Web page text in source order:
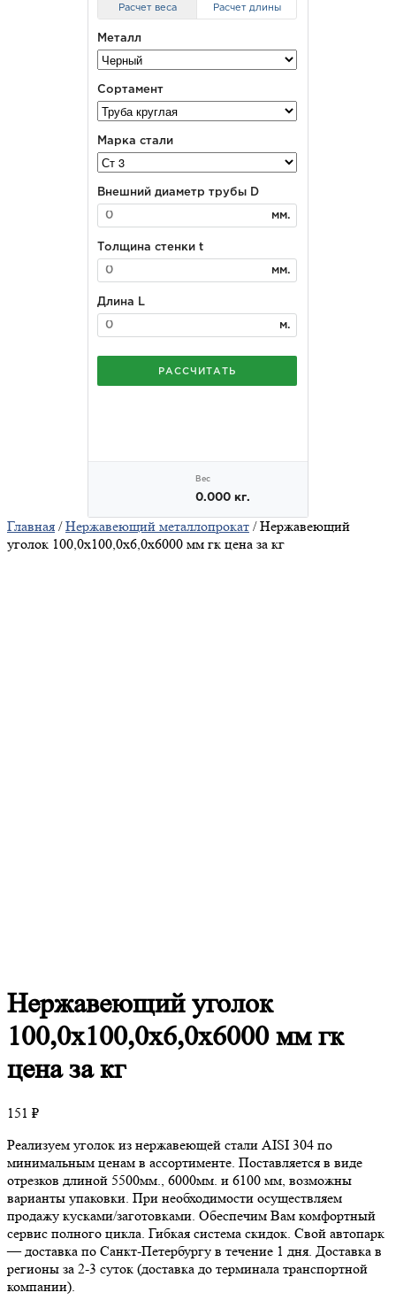
Главная /Нержавеющий металлопрокат / Нержавеющий
уголок 100,0х100,0х6,0х6000 мм гк цена за кг
Нержавеющийуголок
100,0х100,0х6,0х6000 мм гк
цена за кг
151 ₽
Реализуем уголок из нержавеющей стали AISI 304 по
минимальным ценам в ассортименте. Поставляется в виде
отрезков длиной 5500мм., 6000мм. и 6100 мм, возможны
варианты упаковки. При необходимости осуществляем
продажу кусками/заготовками. Обеспечим Вам комфортный
сервис полного цикла. Гибкая система скидок. Свой автопарк
— доставка по Санкт-Петербургу в течение 1 дня. Доставка в
регионы за 2-3 суток (доставка до терминала транспортной
компании).